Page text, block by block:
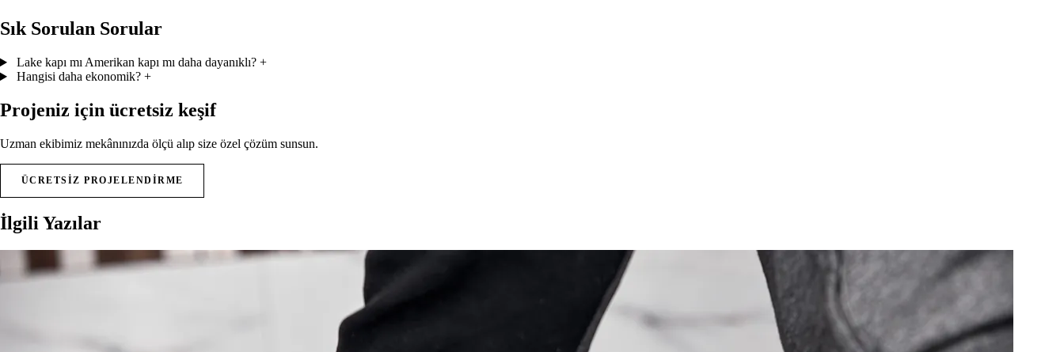
Sık Sorulan Sorular
Lake kapı mı Amerikan kapı mı daha dayanıklı? +
Hangisi daha ekonomik? +
Projeniz için ücretsiz keşif
Uzman ekibimiz mekânınızda ölçü alıp size özel çözüm sunsun.
ÜCRETSIZ PROJELENDIRME
İlgili Yazılar